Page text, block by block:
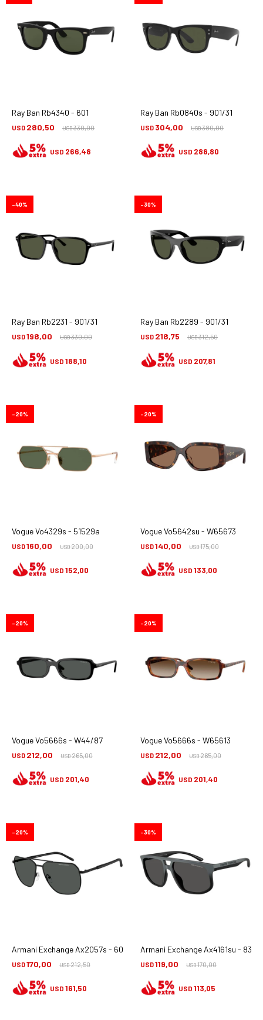
Ray Ban Rb4340 - 601
USD 280,50 USD330,00
USD 266,48
Ray Ban Rb0840s - 901/31
USD 304,00 USD380,00
USD 288,80
Ray Ban Rb2231 - 901/31
USD198,00 USD330,00
40
USD 188,10
Ray Ban Rb2289 - 901/31
USD 218,75 USD312,50
30
USD 207,81
Vogue Vo4329s - 51529a
USD160,00 USD200,00
20
USD 152,00
Vogue Vo5642su - W65673
USD140,00 USD175,00
20
USD 133,00
Vogue Vo5666s - W44/87
USD 212,00 USD265,00
20
USD 201,40
Vogue Vo5666s - W65613
USD 212,00 USD265,00
20
USD 201,40
Armani Exchange Ax2057s - 600087
USD170,00 USD212,50
20
USD 161,50
Armani Exchange Ax4161su -
USD119,00 USD170,00
30
USD 113,05